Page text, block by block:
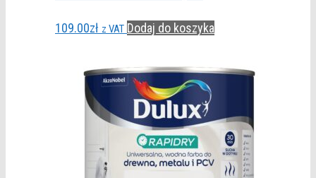
109.00zł z VAT Dodaj do koszyka